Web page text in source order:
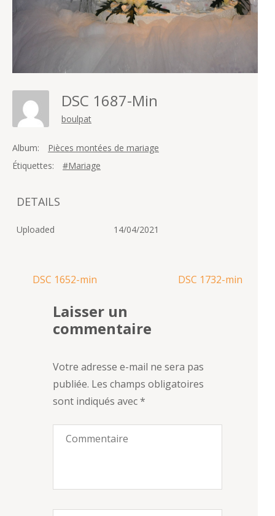
DSC 1687-Min
boulpat
Album:
Pièces montées de mariage
Étiquettes:
#Mariage
DETAILS
Uploaded 14/04/2021
Navigation
l’article
DSC 1652-min DSC 1732-min
Laisser un
commentaire
Votre adresse e-mail ne sera pas
publiée. Les champs obligatoires
sont indiqués avec*